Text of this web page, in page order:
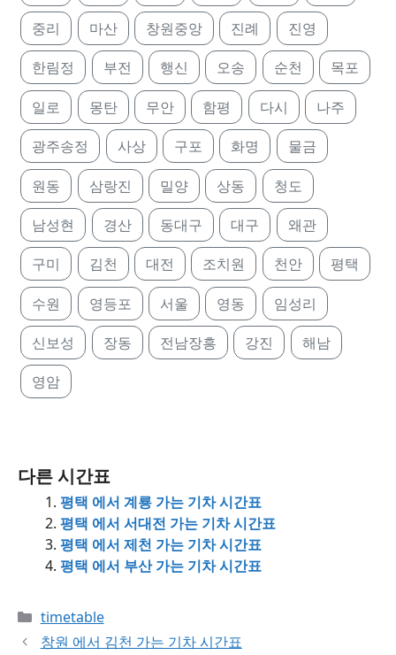
중리 마산 창원중앙 진례 진영
한림정 부전 행신 오송 순천 목포
일로 몽탄 무안 함평 다시 나주
광주송정 사상 구포 화명 물금
원동 삼랑진 밀양 상동 청도
남성현 경산 동대구 대구 왜관
구미 김천 대전 조치원 천안 평택
수원 영등포 서울 영동 임성리
신보성 장동 전남장흥 강진 해남
영암
다른 시간표
평택 에서 계룡 가는 기차 시간표
평택 에서 서대전 가는 기차 시간표
평택 에서 제천 가는 기차 시간표
평택 에서 부산 가는 기차 시간표
Categories
timetable
창원 에서 김천 가는 기차 시간표